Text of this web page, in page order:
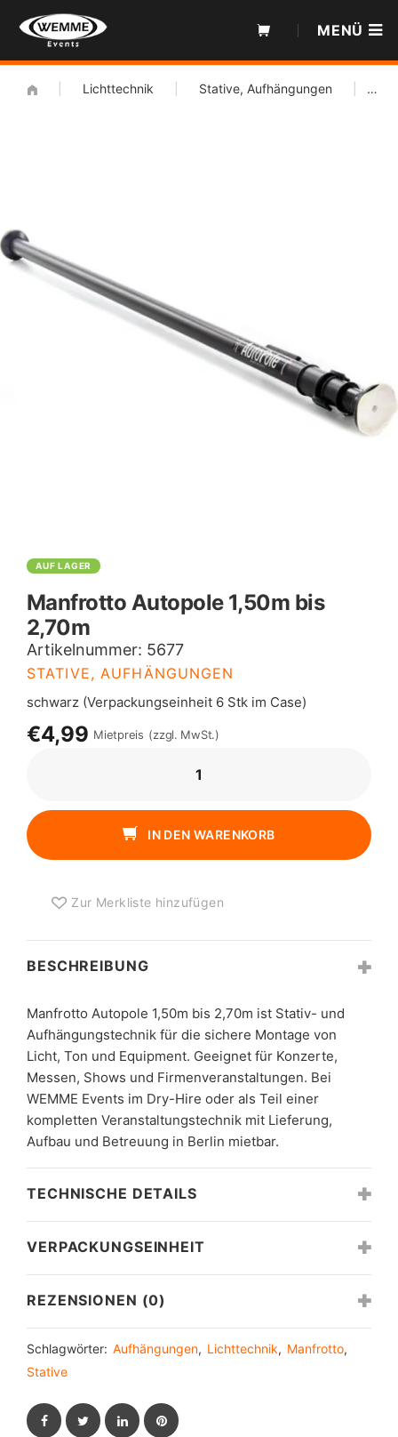
Inhalt
MENÜ
Lichttechnik Stative, Aufhängungen
AUF LAGER
Manfrotto Autopole 1,50m bis
2,70m
Artikelnummer: 5677
STATIVE, AUFHÄNGUNGEN
schwarz (Verpackungseinheit 6 Stk im Case)
€4,99 Mietpreis (zzgl. MwSt.)
BIS
2,70M
IN DEN WARENKORB
Zur Merkliste hinzufügen
BESCHREIBUNG
Manfrotto Autopole 1,50m bis 2,70m ist Stativ- und
Aufhängungstechnik für die sichere Montage von
Licht, Ton und Equipment. Geeignet für Konzerte,
Messen, Shows und Firmenveranstaltungen. Bei
WEMME Events im Dry-Hire oder als Teil einer
kompletten Veranstaltungstechnik mit Lieferung,
Aufbau und Betreuung in Berlin mietbar.
TECHNISCHE DETAILS
VERPACKUNGSEINHEIT
REZENSIONEN (0)
Schlagwörter: Aufhängungen, Lichttechnik, Manfrotto,
Stative
FacebookTwitterLinkedInPinterest